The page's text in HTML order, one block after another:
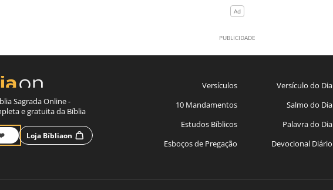
Sagrada Online -
e gratuita da Bíblia
Loja Bíbliaon
Versículos
10 Mandamentos
Estudos Bíblicos
Esboços de Pregação
Versículo do Dia
Salmo do Dia
Palavra do Dia
Devocional Diário